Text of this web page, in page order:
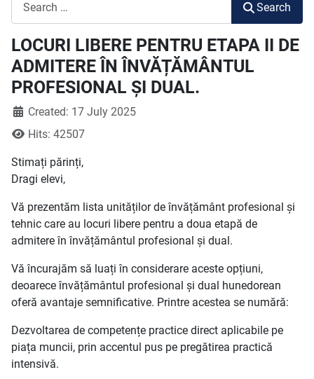
Search
LOCURI LIBERE PENTRU ETAPA II DE
ADMITERE ÎN ÎNVĂȚĂMÂNTUL
PROFESIONAL ȘI DUAL.
Created: 17 July 2025
Hits: 42507
Stimați părinți,
Dragi elevi,
Vă prezentăm lista unităților de învățământ profesional și
tehnic care au locuri libere pentru a doua etapă de
admitere în învățământul profesional și dual.
Vă încurajăm să luați în considerare aceste opțiuni,
deoarece învățământul profesional și dual hunedorean
oferă avantaje semnificative. Printre acestea se numără:
Dezvoltarea de competențe practice direct aplicabile pe
piața muncii, prin accentul pus pe pregătirea practică
intensivă.